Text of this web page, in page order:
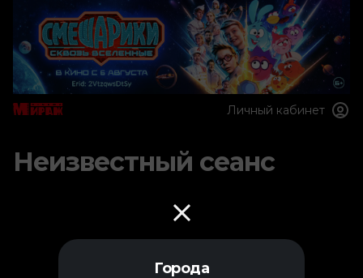
Города
Личный кабинет
Неизвестный сеанс